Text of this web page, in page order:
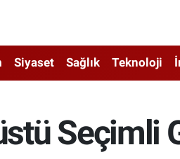
Siyaset Sağlık Teknoloji
Seçimli